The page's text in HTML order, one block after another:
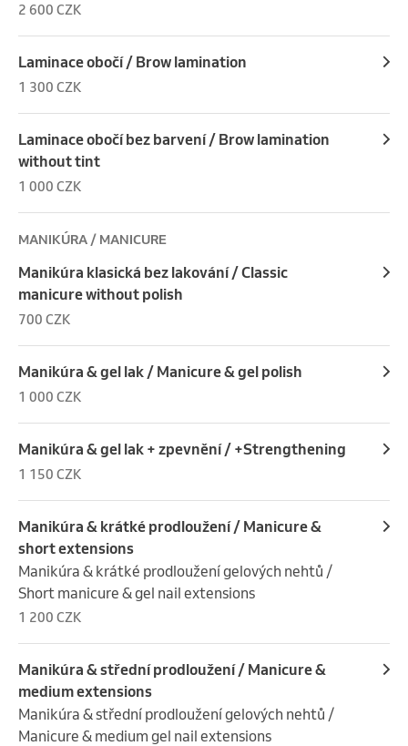
2 600 CZK
Laminace obočí / Brow lamination
1 300 CZK
Laminace obočí bez barvení / Brow lamination
without tint
1 000 CZK
MANIKÚRA / MANICURE
Manikúra klasická bez lakování / Classic
manicure without polish
700 CZK
Manikúra & gel lak / Manicure & gel polish
1 000 CZK
Manikúra & gel lak + zpevnění / +Strengthening
1 150 CZK
Manikúra & krátké prodloužení / Manicure &
short extensions
Manikúra & krátké prodloužení gelových nehtů /
Short manicure & gel nail extensions
1 200 CZK
Manikúra & střední prodloužení / Manicure &
medium extensions
Manikúra & střední prodloužení gelových nehtů /
Manicure & medium gel nail extensions